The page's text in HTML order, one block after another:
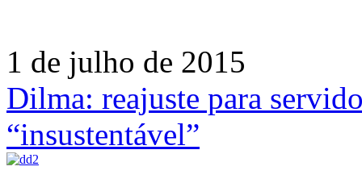
1 de julho de 2015
Dilma: reajuste para
“insustentável”